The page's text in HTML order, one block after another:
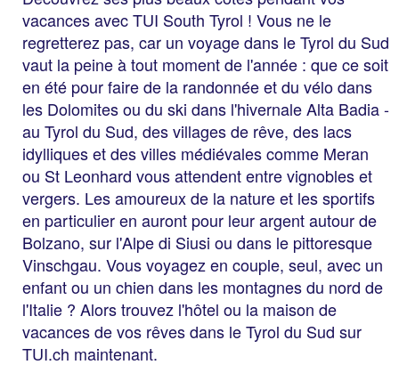
vacances avec TUI South Tyrol ! Vous ne le
regretterez pas, car un voyage dans le Tyrol du Sud
vaut la peine à tout moment de l'année : que ce soit
en été pour faire de la randonnée et du vélo dans
les Dolomites ou du ski dans l'hivernale Alta Badia -
au Tyrol du Sud, des villages de rêve, des lacs
idylliques et des villes médiévales comme Meran
ou St Leonhard vous attendent entre vignobles et
vergers. Les amoureux de la nature et les sportifs
en particulier en auront pour leur argent autour de
Bolzano, sur l'Alpe di Siusi ou dans le pittoresque
Vinschgau. Vous voyagez en couple, seul, avec un
enfant ou un chien dans les montagnes du nord de
l'Italie ? Alors trouvez l'hôtel ou la maison de
vacances de vos rêves dans le Tyrol du Sud sur
TUI.ch maintenant.